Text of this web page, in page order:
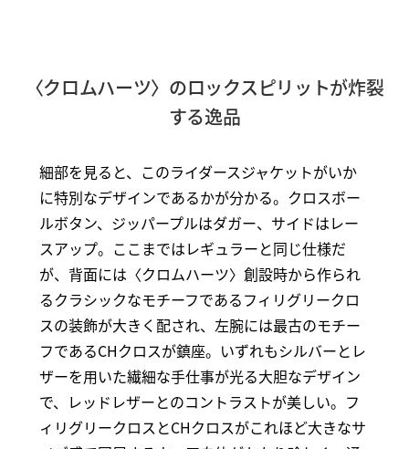
〈クロムハーツ〉のロックスピリットが炸裂
する逸品
細部を見ると、このライダースジャケットがいか
に特別なデザインであるかが分かる。クロスボー
ルボタン、ジッパープルはダガー、サイドはレー
スアップ。ここまではレギュラーと同じ仕様だ
が、背面には〈クロムハーツ〉創設時から作られ
るクラシックなモチーフであるフィリグリークロ
スの装飾が大きく配され、左腕には最古のモチー
フであるCHクロスが鎮座。いずれもシルバーとレ
ザーを用いた繊細な手仕事が光る大胆なデザイン
で、レッドレザーとのコントラストが美しい。フ
ィリグリークロスとCHクロスがこれほど大きなサ